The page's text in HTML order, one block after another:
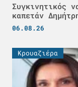
Συγκινητικός
καπετάν
06.08.26
Κρουαζιέρα